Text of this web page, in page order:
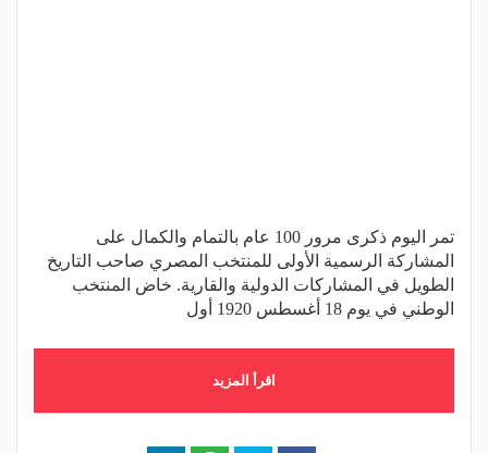
تمر اليوم ذكرى مرور 100 عام بالتمام والكمال على
المشاركة الرسمية الأولى للمنتخب المصري صاحب التاريخ
الطويل في المشاركات الدولية والقارية. خاض المنتخب
الوطني في يوم 18 أغسطس 1920 أول
اقرأ المزيد